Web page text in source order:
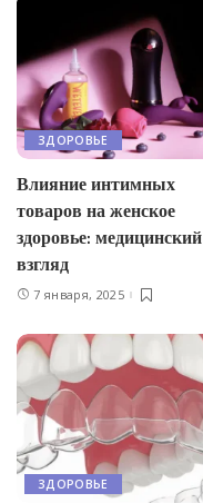
ЗДОРОВЬЕ
Влияние интимных
товаров на женское
здоровье: медицинский
взгляд
7 января, 2025
ЗДОРОВЬЕ